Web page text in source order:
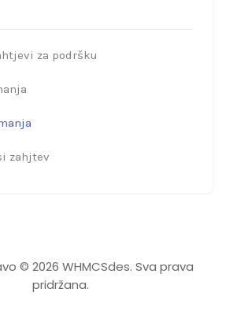
za podršku
zahjtev
© 2026 WHMCSdes. Sva prava
pridržana.